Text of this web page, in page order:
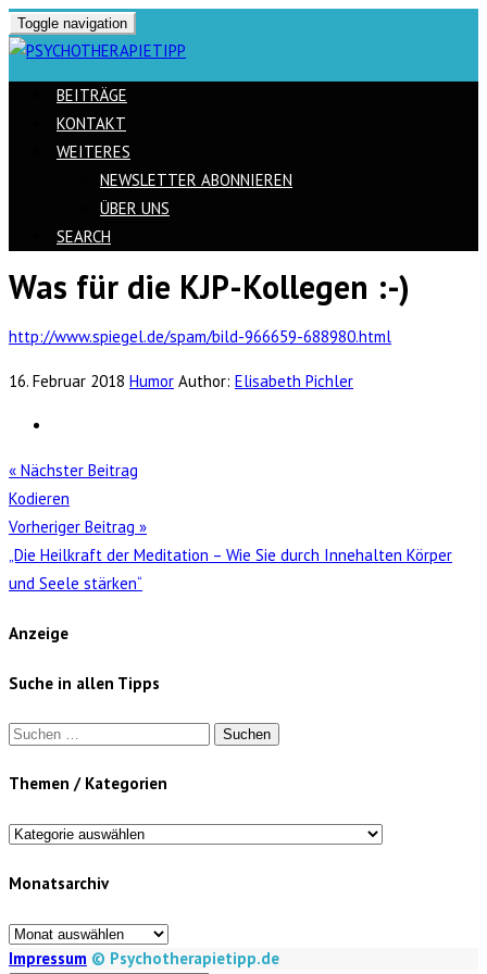
Toggle navigation
BEITRÄGE
KONTAKT
WEITERES
NEWSLETTER ABONNIEREN
ÜBER UNS
SEARCH
Skip
content
Was für die KJP-Kollegen :-)
http://www.spiegel.de/spam/bild-966659-688980.html
16. Februar 2018 Humor Author: Elisabeth Pichler
« Nächster Beitrag
Kodieren
Vorheriger Beitrag »
„Die Heilkraft der Meditation – Wie Sie durch Innehalten Körper
und Seele stärken“
Anzeige
Suche in allen Tipps
Suchen
Themen / Kategorien
Themen
Kategorien
Monatsarchiv
Monatsarchiv
Impressum © Psychotherapietipp.de